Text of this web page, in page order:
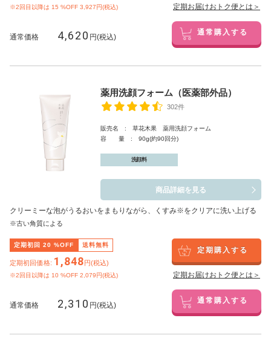
※2回目以降は 15 %OFF 3,927円(税込) 定期お届けおトク便とは＞
通常価格 4,620 円(税込) 通常購入する
薬用洗顔フォーム（医薬部外品）
302件
販売名 : 草花木果 薬用洗顔フォーム
容 量 : 90g(約90回分)
洗顔料
商品詳細を見る
クリーミーな泡がうるおいをまもりながら、くすみ※をクリアに洗い上げる
※古い角質による
定期初回 20 %OFF 送料無料
定期初回価格: 1,848円(税込)
※2回目以降は 10 %OFF 2,079円(税込)
定期購入する
定期お届けおトク便とは＞
通常価格 2,310 円(税込) 通常購入する